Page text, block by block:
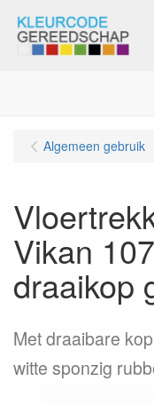
Algemeen gebruik
Vikan
draaikop
Met draaibare
witte sponzig